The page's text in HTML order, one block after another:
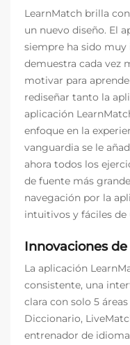
LearnMatch brilla
un nuevo diseño. El
siempre ha sido
demuestra cada vez
motivar para
rediseñar tanto la
aplicación
enfoque en la
vanguardia se le
ahora todos los
de fuente más
navegación por la
intuitivos y fáciles de
Innovaciones
La aplicación
consistente, una
clara con solo 5
Diccionario,
entrenador de